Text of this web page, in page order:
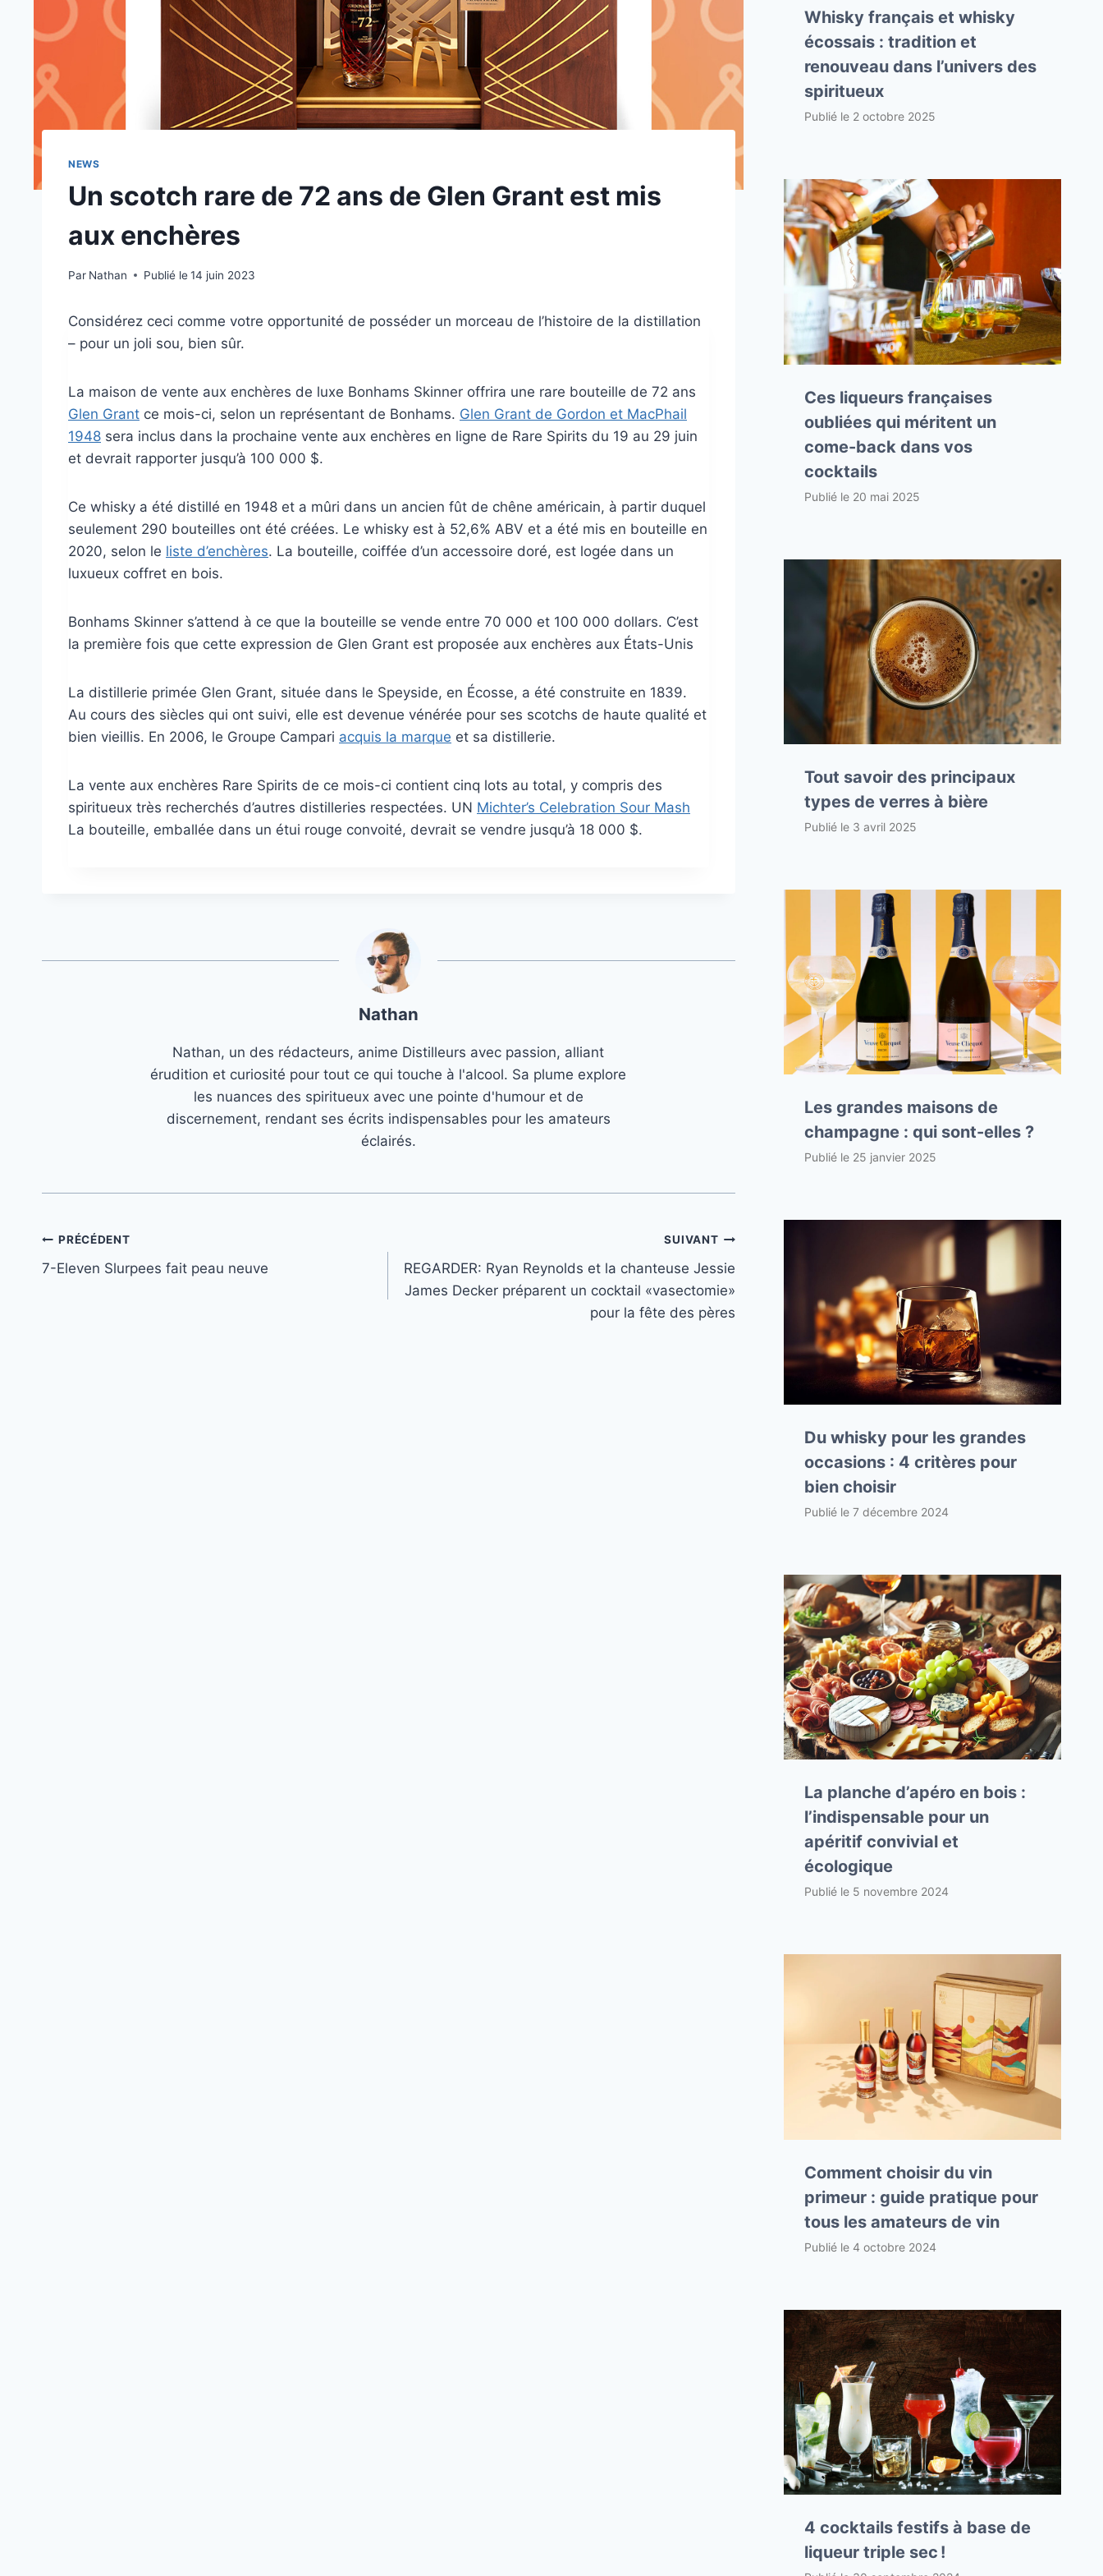
NEWS
Un scotch rare de 72 ans de Glen Grant est mis
aux enchères
Par Nathan Publié le 14 juin 2023
Considérez ceci comme votre opportunité de posséder un morceau de l’histoire de la distillation
– pour un joli sou, bien sûr.
La maison de vente aux enchères de luxe Bonhams Skinner offrira une rare bouteille de 72 ans
Glen Grant ce mois-ci, selon un représentant de Bonhams. Glen Grant de Gordon et MacPhail
1948 sera inclus dans la prochaine vente aux enchères en ligne de Rare Spirits du 19 au 29 juin
et devrait rapporter jusqu’à 100 000 $.
Ce whisky a été distillé en 1948 et a mûri dans un ancien fût de chêne américain, à partir duquel
seulement 290 bouteilles ont été créées. Le whisky est à 52,6% ABV et a été mis en bouteille en
2020, selon le liste d’enchères. La bouteille, coiffée d’un accessoire doré, est logée dans un
luxueux coffret en bois.
Bonhams Skinner s’attend à ce que la bouteille se vende entre 70 000 et 100 000 dollars. C’est
la première fois que cette expression de Glen Grant est proposée aux enchères aux États-Unis
La distillerie primée Glen Grant, située dans le Speyside, en Écosse, a été construite en 1839.
Au cours des siècles qui ont suivi, elle est devenue vénérée pour ses scotchs de haute qualité et
bien vieillis. En 2006, le Groupe Campari acquis la marque et sa distillerie.
La vente aux enchères Rare Spirits de ce mois-ci contient cinq lots au total, y compris des
spiritueux très recherchés d’autres distilleries respectées. UN Michter’s Celebration Sour Mash
La bouteille, emballée dans un étui rouge convoité, devrait se vendre jusqu’à 18 000 $.
Nathan
Nathan, un des rédacteurs, anime Distilleurs avec passion, alliant
érudition et curiosité pour tout ce qui touche à l'alcool. Sa plume explore
les nuances des spiritueux avec une pointe d'humour et de
discernement, rendant ses écrits indispensables pour les amateurs
éclairés.
Navigation
de
PRÉCÉDENT
7-Eleven Slurpees fait peau neuve
SUIVANT
REGARDER: Ryan Reynolds et la chanteuse Jessie
James Decker préparent un cocktail «vasectomie»
pour la fête des pères
Whisky français et whisky
écossais : tradition et
renouveau dans l’univers des
spiritueux
Publié le 2 octobre 2025
Ces liqueurs françaises
oubliées qui méritent un
come-back dans vos
cocktails
Publié le 20 mai 2025
Tout savoir des principaux
types de verres à bière
Publié le 3 avril 2025
Les grandes maisons de
champagne : qui sont-elles ?
Publié le 25 janvier 2025
Du whisky pour les grandes
occasions : 4 critères pour
bien choisir
Publié le7 décembre 2024
La planche d’apéro en bois :
l’indispensable pour un
apéritif convivial et
écologique
Publié le 5 novembre 2024
Comment choisir du vin
primeur : guide pratique pour
tous les amateurs de vin
Publié le4 octobre 2024
4 cocktails festifs à base de
liqueur triple sec !